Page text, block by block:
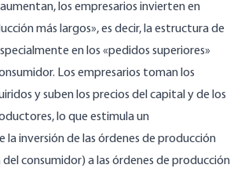
los empresarios invierten en
más largos», es decir, la estructura de
en los «pedidos superiores»
Los empresarios toman los
y suben los precios del capital y de los
lo que estimula un
la inversión de las órdenes de producción
del consumidor) a las órdenes de producción